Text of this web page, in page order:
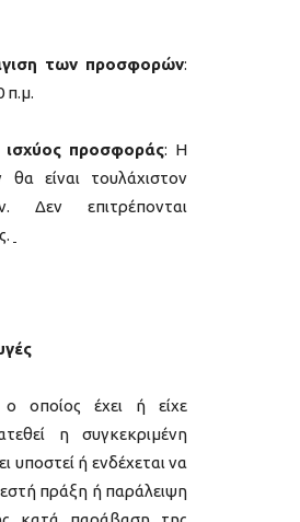
των προσφορών:
π.μ.
ισχύος προσφοράς: Η
είναι τουλάχιστον
επιτρέπονται
ο οποίος έχει ή είχε
η συγκεκριμένη
υποστεί ή ενδέχεται να
πράξη ή παράλειψη